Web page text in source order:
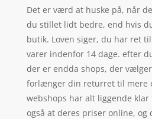
Det er værd at huske på, når
du stillet lidt bedre, end hvis
butik. Loven siger, du har ret
varer indenfor 14 dage. efter
der er endda shops, der
forlænger din returret til mere
webshops har alt liggende
også at deres priser online, og